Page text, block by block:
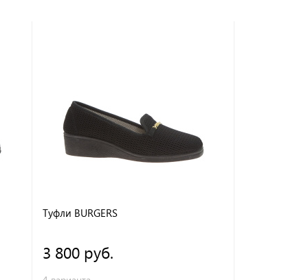
Туфли BURGERS
3 800 руб.